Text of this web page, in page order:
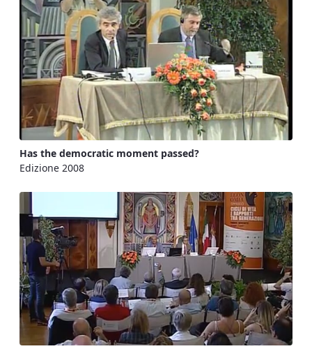
Has the democratic moment passed?
Edizione 2008